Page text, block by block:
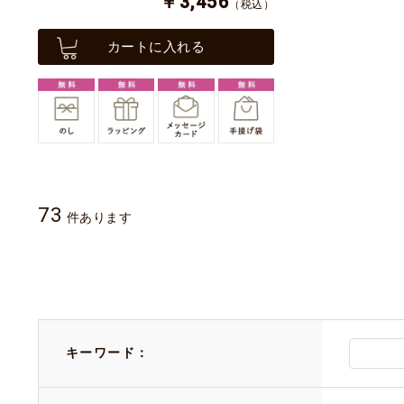
（税込）
カートに入れる
73 件あります
キーワード：